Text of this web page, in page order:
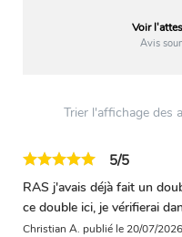
Voir
Avis
Trier l'affichage des
5/5
RAS j'avais déjà fait un
ce double ici, je vérifierai
Christian A. publié le 20/07/2026